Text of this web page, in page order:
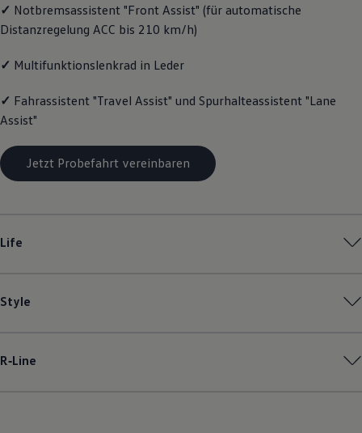
Volkswagen Kundenbetreuung
Warn- und Kontrollleuchten
Assistenzsysteme
Live Beratung
Lifestyle
Elektromobilität
Volkswagen R
Pannen- und Unfallhilfe
Volkswagen Kundenbetreuung
✓ Notbremsassistent "Front Assist" (für automatische
Distanzregelung ACC bis 210 km/h)
✓ Multifunktionslenkrad in Leder
✓ Fahrassistent "Travel Assist" und Spurhalteassistent "Lane
Assist"
Jetzt Probefahrt vereinbaren
Life
Style
R‑Line